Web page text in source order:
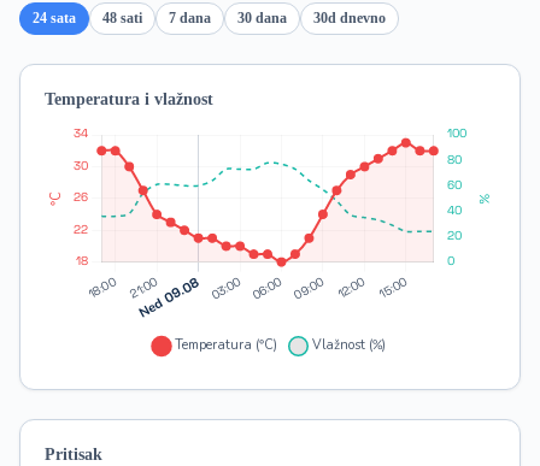
24 sata 48 sati 7 dana 30 dana 30d dnevno
Temperatura i vlažnost
Pritisak